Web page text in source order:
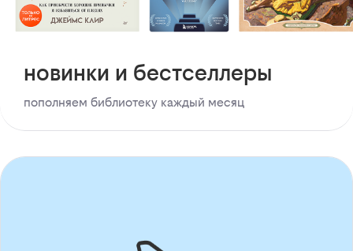
новинки и бестселлеры
пополняем библиотеку каждый месяц